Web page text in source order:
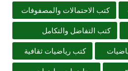
كتب الاحتمالات والمصفوفات
كتب التفاضل والتكامل
كتب رياضيات ثقافية